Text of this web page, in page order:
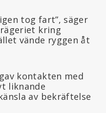
tog fart”, säger
kring
vände ryggen åt
kontakten med
liknande
av bekräftelse